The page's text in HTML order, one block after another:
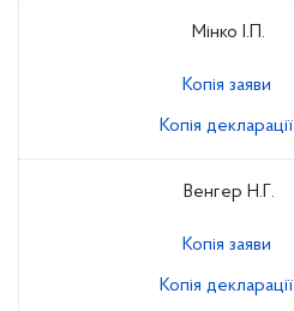
Мінко І.П.
Копія заяви
Копія декларації
Венгер Н.Г.
Копія заяви
Копія декларації